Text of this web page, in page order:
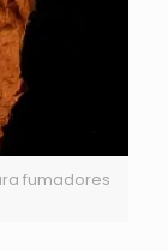
fumadores